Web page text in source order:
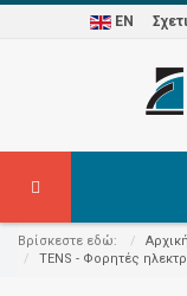
EN
Βρίσκεστε εδώ: Αρχική
TENS - Φορητές